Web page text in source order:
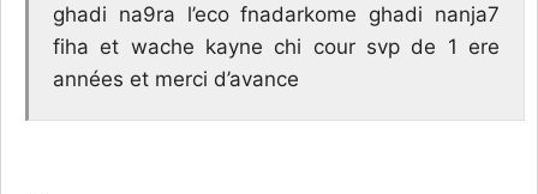
ghadi na9ra l’eco fnadarkome ghadi nanja7
fiha et wache kayne chi cour svp de 1 ere
années et merci d’avance